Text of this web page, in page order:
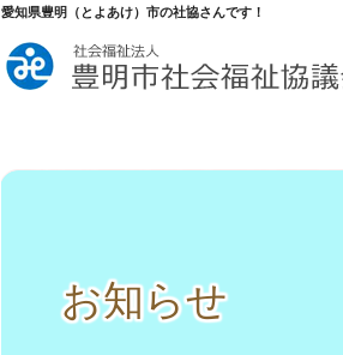
愛知県豊明（とよあけ）市の社協さんです！
お知らせ